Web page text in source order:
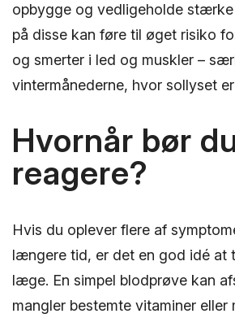
opbygge og vedligeholde
på disse kan føre til øget risiko
og smerter i led og muskler –
vintermånederne, hvor sollyset
Hvornår bør
reagere?
Hvis du oplever flere af
længere tid, er det en god idé at
læge. En simpel blodprøve kan
mangler bestemte vitaminer eller